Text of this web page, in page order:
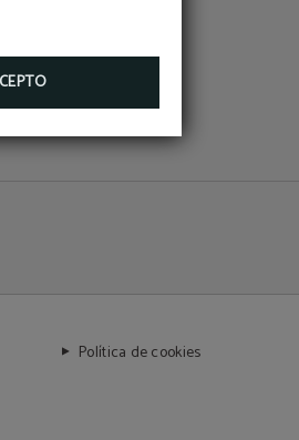
Política de cookies